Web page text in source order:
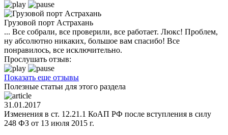
Грузовой порт Астрахань
... Все собрали, все проверили, все работает. Люкс! Проблем,
ну абсолютно никаких, большое вам спасибо! Все
понравилось, все исключительно.
Прослушать отзыв:
Показать еще отзывы
Полезные статьи для этого раздела
31.01.2017
Изменения в ст. 12.21.1 КоАП РФ после вступления в силу
248 ФЗ от 13 июля 2015 г.